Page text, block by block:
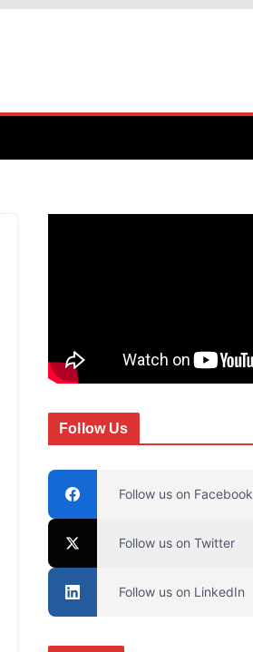
Follow Us
Follow us on Facebook
Follow us on Twitter
Follow us on LinkedIn